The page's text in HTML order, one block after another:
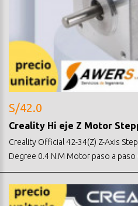
S/42.0
Creality Hi eje Z Motor
Creality Official 42-34(Z) Z-Axis
Degree 0.4 N.M Motor paso a paso